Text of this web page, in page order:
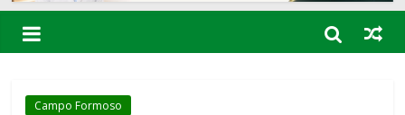
Campo Formoso